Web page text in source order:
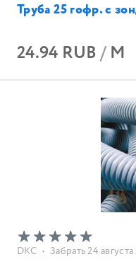
Труба 25 гофр. с
24.94 RUB/ М
DKC • Забрать 24 августа